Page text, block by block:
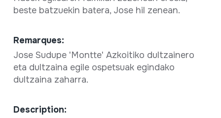
beste batzuekin batera, Jose hil zenean.
Remarques:
Jose Sudupe 'Montte' Azkoitiko dultzainero
eta dultzaina egile ospetsuak egindako
dultzaina zaharra.
Description: